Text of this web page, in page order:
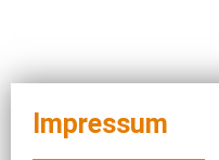
Impressum